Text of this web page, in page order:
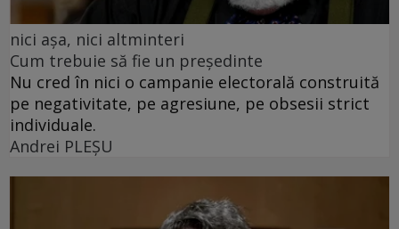
nici așa, nici altminteri
Cum trebuie să fie un președinte
Nu cred în nici o campanie electorală construită
pe negativitate, pe agresiune, pe obsesii strict
individuale.
Andrei PLEŞU